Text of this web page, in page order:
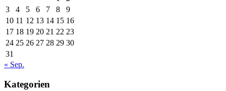
3
4 5 6 7 8
9
10 11 12 13 14 15 16
17 18 19 20 21 22 23
24 25 26 27 28 29 30
31
« Sep.
Kategorien